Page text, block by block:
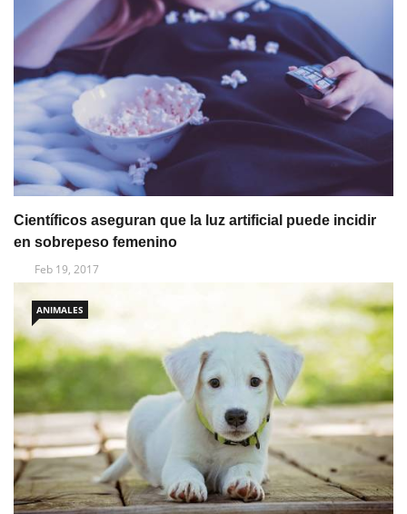
Científicos aseguran que la luz artificial puede incidir
en sobrepeso femenino
Feb 19, 2017
ANIMALES